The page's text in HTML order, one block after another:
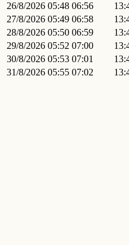
26/8/2026 05:48 06:56
27/8/2026 05:49 06:58
28/8/2026 05:50 06:59
29/8/2026 05:52 07:00
30/8/2026 05:53 07:01
31/8/2026 05:55 07:02